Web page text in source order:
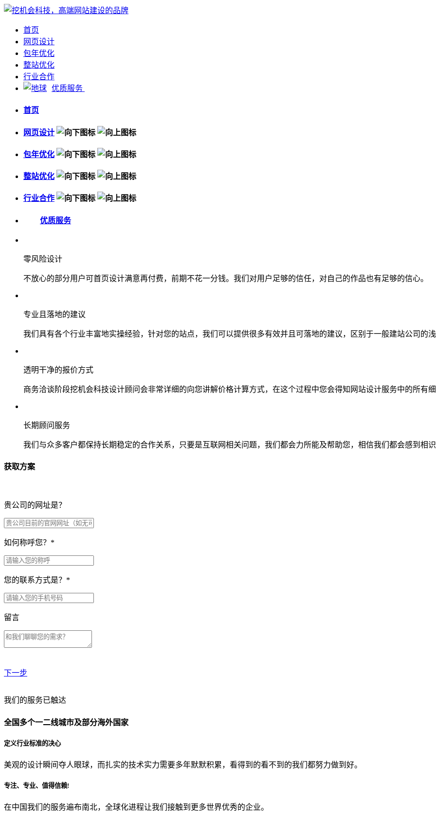
首页
网页设计
包年优化
整站优化
行业合作
优质服务
首页
网页设计
包年优化
整站优化
行业合作
优质服务
零风险设计
不放心的部分用户可首页设计满意再付费，前期不花一分钱。我们对用户足够的信任，对自己的作品也有足够的信心。
专业且落地的建议
我们具有各个行业丰富地实操经验，针对您的站点，我们可以提供很多有效并且可落地的建议，区别于一般建站公司的
透明干净的报价方式
商务洽谈阶段挖机会科技设计顾问会非常详细的向您讲解价格计算方式，在这个过程中您会得知网站设计服务中的所有
长期顾问服务
我们与众多客户都保持长期稳定的合作关系，只要是互联网相关问题，我们都会力所能及帮助您，相信我们都会感到相
获取方案
贵公司的网址是？
如何称呼您？ *
您的联系方式是？ *
留言
下一步
贵公司预算范围是？
贵公司的团队规模是？
从哪里了解到我们？
我们的服务已触达
全国多个一二线城市及部分海外国家
定义行业标准的决心
美观的设计瞬间夺人眼球，而扎实的技术实力需要多年默默积累，看得到的看不到的我们都努力做到好。
专注、专业、值得信赖!
在中国我们的服务遍布南北，全球化进程让我们接触到更多世界优秀的企业。